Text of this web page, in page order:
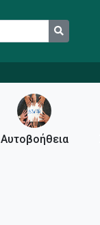
Αυτοβοήθεια